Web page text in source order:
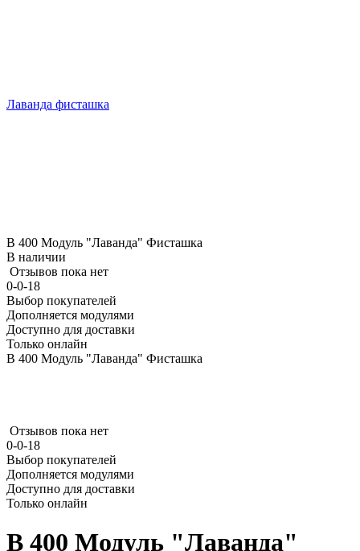
Лаванда фисташка
В 400 Модуль "Лаванда" Фисташка
В наличии
Отзывов пока нет
0-0-18
Выбор покупателей
Дополняется модулями
Доступно для доставки
Только онлайн
В 400 Модуль "Лаванда" Фисташка
Отзывов пока нет
0-0-18
Выбор покупателей
Дополняется модулями
Доступно для доставки
Только онлайн
В 400 Модуль "Лаванда"